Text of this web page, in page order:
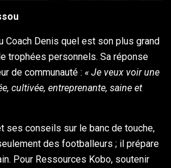
Coach Denis quel est son plus grand
trophées personnels. Sa réponse
de communauté : « Je veux voir une
cultivée, entreprenante, saine et
ses conseils sur le banc de touche,
des footballeurs ; il prépare
Pour Ressources Kobo, soutenir